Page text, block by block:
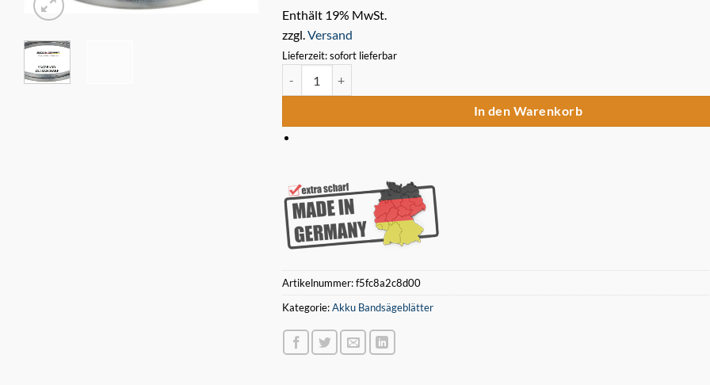
Enthält 19% MwSt.
zzgl.Versand
Lieferzeit: sofort lieferbar
In den Warenkorb
Artikelnummer:f5fc8a2c8d00
Kategorie:Akku Bandsägeblätter